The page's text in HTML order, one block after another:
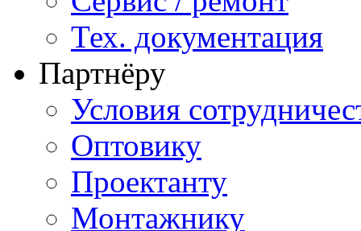
Тех. документация
Партнёру
Условия
Оптовику
Проектанту
Монтажнику